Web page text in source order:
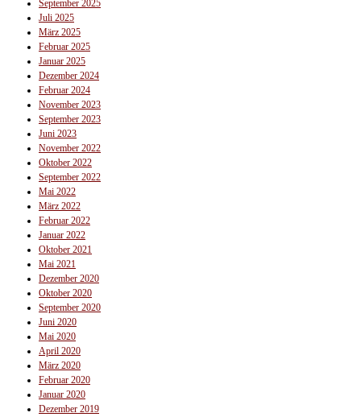
September 2025
Juli 2025
März 2025
Februar 2025
Januar 2025
Dezember 2024
Februar 2024
November 2023
September 2023
Juni 2023
November 2022
Oktober 2022
September 2022
Mai 2022
März 2022
Februar 2022
Januar 2022
Oktober 2021
Mai 2021
Dezember 2020
Oktober 2020
September 2020
Juni 2020
Mai 2020
April 2020
März 2020
Februar 2020
Januar 2020
Dezember 2019